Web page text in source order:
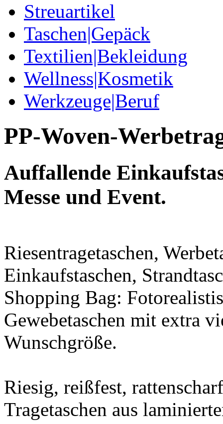
Streuartikel
Taschen|Gepäck
Textilien|Bekleidung
Wellness|Kosmetik
Werkzeuge|Beruf
PP-Woven-
Auffallende
Messe und Event.
Riesentragetaschen,
Einkaufstaschen,
Shopping Bag:
Gewebetaschen mit extra
Wunschgröße.
Riesig, reißfest,
Tragetaschen aus